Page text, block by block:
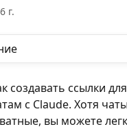
г.
создавать ссылки
с Claude. Хотя
вы можете